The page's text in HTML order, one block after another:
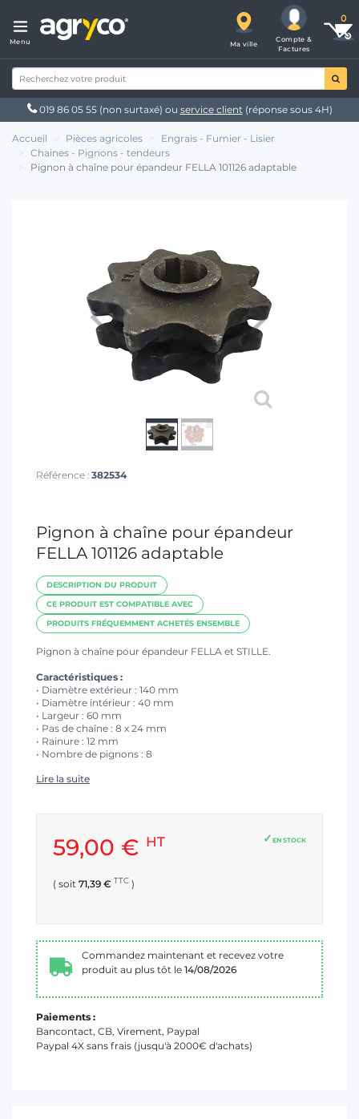
Menu Ma ville
Compte &
Factures
019 86 05 55 (non surtaxé) ou service client(réponse sous 4H)
Accueil Pièces agricoles
Engrais - Fumier - Lisier
Chaines - Pignons - tendeurs
Pignon à chaîne pour épandeur FELLA 101126 adaptable
Référence : 382534
Pignon à chaîne pour épandeur
FELLA 101126 adaptable
DESCRIPTION DU PRODUIT
CE PRODUIT EST COMPATIBLE AVEC
PRODUITS FRÉQUEMMENT ACHETÉS ENSEMBLE
Pignon à chaîne pour épandeur FELLA et STILLE.
Caractéristiques :
• Diamètre extérieur : 140 mm
• Diamètre intérieur : 40 mm
• Largeur : 60 mm
• Pas de chaîne : 8 x 24 mm
• Rainure : 12 mm
• Nombre de pignons : 8
Lire la suite
EN STOCK
59,00 € HT
( soit 71,39 € TTC )
Commandez maintenant et recevez votre
produit au plus tôt le 14/08/2026
Paiements :
Bancontact, CB, Virement, Paypal
Paypal 4X sans frais (jusqu'à 2000€ d'achats)